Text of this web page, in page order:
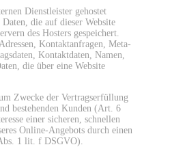
Dienstleister gehostet
die auf dieser Website
des Hosters gespeichert.
Kontaktanfragen, Meta-
Kontaktdaten, Namen,
die über eine Website
Zwecke der Vertragserfüllung
bestehenden Kunden (Art. 6
einer sicheren, schnellen
Online-Angebots durch einen
1 lit. f DSGVO).